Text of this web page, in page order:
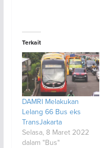
Terkait
DAMRI Melakukan
Lelang 66 Bus eks
TransJakarta
Selasa, 8 Maret 2022
dalam "Bus"